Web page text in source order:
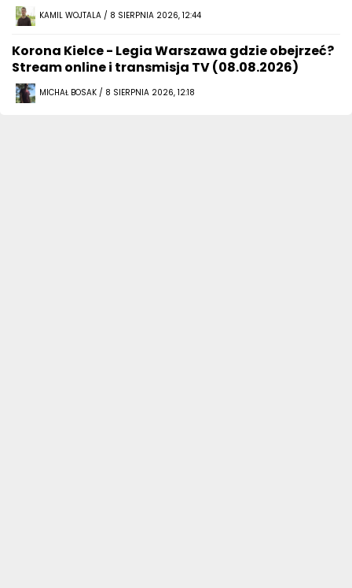
KAMIL WOJTALA / 8 SIERPNIA 2026, 12:44
Korona Kielce - Legia Warszawa gdzie obejrzeć?
Stream online i transmisja TV (08.08.2026)
MICHAŁ BOSAK / 8 SIERPNIA 2026, 12:18